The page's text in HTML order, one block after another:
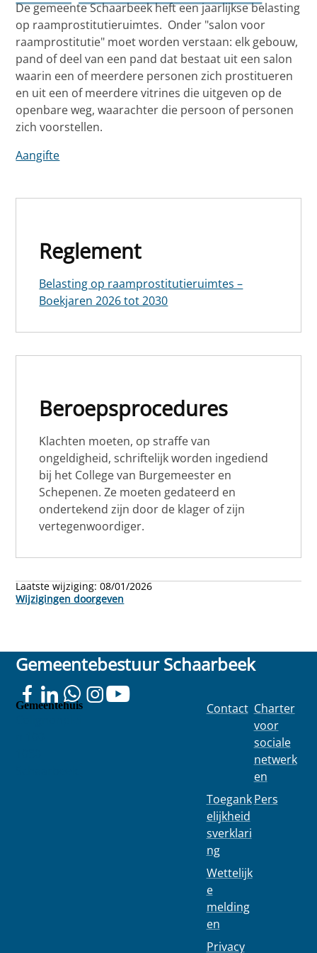
De gemeente Schaarbeek heft een jaarlijkse belasting
op raamprostitutieruimtes. Onder "salon voor
raamprostitutie" moet worden verstaan: elk gebouw,
pand of deel van een pand dat bestaat uit een salon
waarin een of meerdere personen zich prostitueren
en uit een of meerdere vitrines die uitgeven op de
openbare weg, waarachter die persoon of personen
zich voorstellen.
Aangifte
Reglement
Belasting op raamprostitutieruimtes –
Boekjaren 2026 tot 2030
Beroepsprocedures
Klachten moeten, op straffe van
ongeldigheid, schriftelijk worden ingediend
bij het College van Burgemeester en
Schepenen. Ze moeten gedateerd en
ondertekend zijn door de klager of zijn
vertegenwoordiger.
Laatste wijziging:08/01/2026
Wijzigingen doorgeven
Gemeentebestuur Schaarbeek
Gemeentehuis Contact
Toegank
elijkheid
sverklari
ng
Wettelijk
e
melding
en
Privacy
Charter
voor
sociale
netwerk
en
Pers